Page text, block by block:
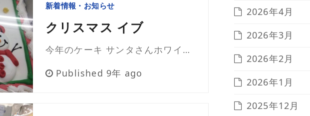
新着情報・お知らせ
クリスマス イブ
今年のケーキ サンタさんホワイ…
Published 9年 ago
2026年4月
2026年3月
2026年2月
2026年1月
2025年12月